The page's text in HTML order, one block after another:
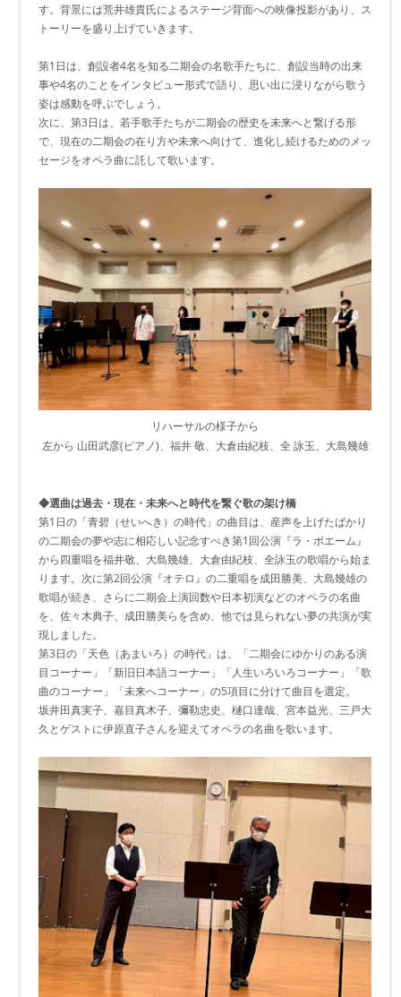
す。背景には荒井雄貴氏によるステージ背面への映像投影があり、ス
トーリーを盛り上げていきます。
第1日は、創設者4名を知る二期会の名歌手たちに、創設当時の出来
事や4名のことをインタビュー形式で語り、思い出に浸りながら歌う
姿は感動を呼ぶでしょう。
次に、第3日は、若手歌手たちが二期会の歴史を未来へと繋げる形
で、現在の二期会の在り方や未来へ向けて、進化し続けるためのメッ
セージをオペラ曲に託して歌います。
リハーサルの様子から
左から 山田武彦(ピアノ)、福井 敬、大倉由紀枝、全 詠玉、大島幾雄
◆選曲は過去・現在・未来へと時代を繋ぐ歌の架け橋
第1日の「青碧（せいへき）の時代」の曲目は、産声を上げたばかり
の二期会の夢や志に相応しい記念すべき第1回公演『ラ・ボエーム』
から四重唱を福井敬、大島幾雄、大倉由紀枝、全詠玉の歌唱から始ま
ります。次に第2回公演『オテロ』の二重唱を成田勝美、大島幾雄の
歌唱が続き、さらに二期会上演回数や日本初演などのオペラの名曲
を、佐々木典子、成田勝美らを含め、他では見られない夢の共演が実
現しました。
第3日の「天色（あまいろ）の時代」は、「二期会にゆかりのある演
目コーナー」「新旧日本語コーナー」「人生いろいろコーナー」「歌
曲のコーナー」「未来へコーナー」の5項目に分けて曲目を選定。
坂井田真実子、嘉目真木子、彌勒忠史、樋口達哉、宮本益光、三戸大
久とゲストに伊原直子さんを迎えてオペラの名曲を歌います。